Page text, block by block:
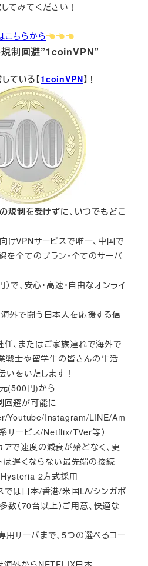
てみてください！
こちらから
規制回避”1coinVPN”
ている【1coinVPN】！
規制を受けずに、いつでもどこ
けVPNサービスで唯一、中国で
を全てのプラン・全てのサーバ
）で、安心・高速・自由なオンライ
外で闘う日本人を応援する信
任、またはご家族連れで海外で
戦士や留学生の皆さんの生活
いをいたします！
(500円)から
回避が可能に
Youtube/Instagram/LINE/Am
サービス/Netflix/TVer等）
アで速度の減衰が殆どなく、更
は遅くならない最先端の接続
2方式採用
では日本/香港/米国LA/シンガポ
数（70台以上）ご用意、快適な
用サーバまで、5つの選べるコー